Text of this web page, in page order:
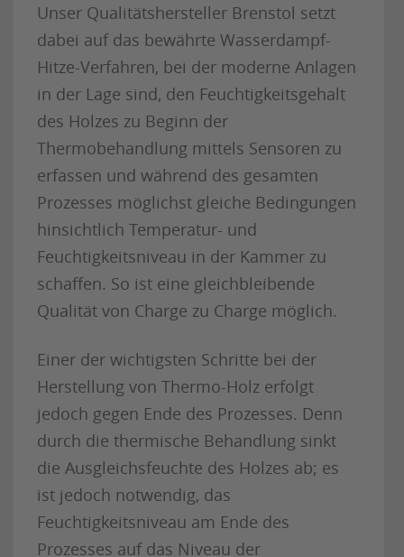
Unser Qualitätshersteller Brenstol setzt
dabei auf das bewährte Wasserdampf-
Hitze-Verfahren, bei der moderne Anlagen
in der Lage sind, den Feuchtigkeitsgehalt
des Holzes zu Beginn der
Thermobehandlung mittels Sensoren zu
erfassen und während des gesamten
Prozesses möglichst gleiche Bedingungen
hinsichtlich Temperatur- und
Feuchtigkeitsniveau in der Kammer zu
schaffen. So ist eine gleichbleibende
Qualität von Charge zu Charge möglich.
Einer der wichtigsten Schritte bei der
Herstellung von Thermo-Holz erfolgt
jedoch gegen Ende des Prozesses. Denn
durch die thermische Behandlung sinkt
die Ausgleichsfeuchte des Holzes ab; es
ist jedoch notwendig, das
Feuchtigkeitsniveau am Ende des
Prozesses auf das Niveau der